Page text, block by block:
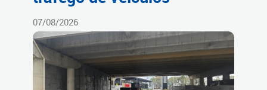
07/08/2026